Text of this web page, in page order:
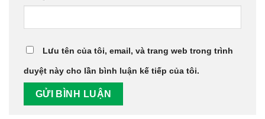
Lưu tên của tôi, email, và trang web trong trình
duyệt này cho lần bình luận kế tiếp của tôi.